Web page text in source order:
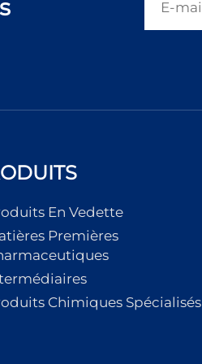
En Vedette
Premières
Chimiques Spécialisés